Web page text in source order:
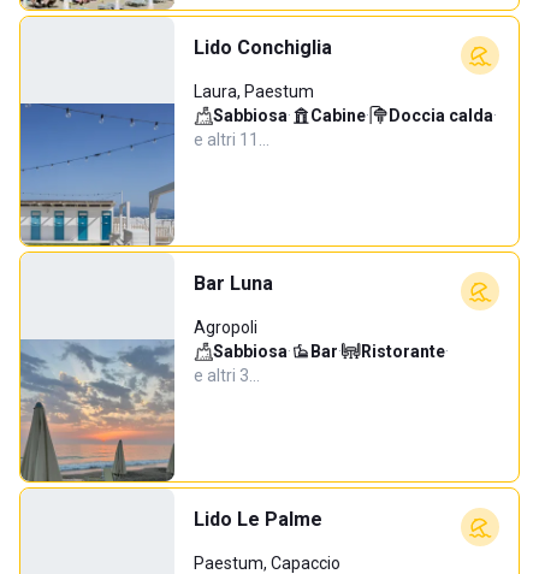
Lido Conchiglia
Laura, Paestum
Sabbiosa· Cabine· Doccia calda·
e altri 11…
Bar Luna
Agropoli
Sabbiosa· Bar· Ristorante·
e altri 3…
Lido Le Palme
Paestum, Capaccio